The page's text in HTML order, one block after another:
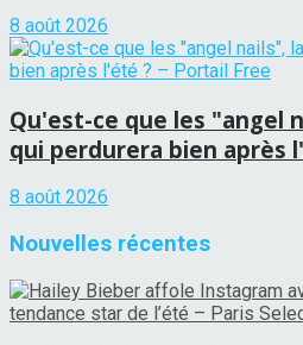
8 août 2026
Qu'est-ce que les "angel
qui perdurera bien après
8 août 2026
Nouvelles récentes